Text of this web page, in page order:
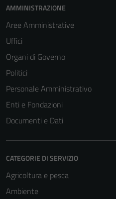
AMMINISTRAZIONE
Aree Amministrative
Uffici
Organi di Governo
Politici
Personale Amministrativo
Enti e Fondazioni
Documenti e Dati
CATEGORIE DI SERVIZIO
Agricoltura e pesca
Ambiente